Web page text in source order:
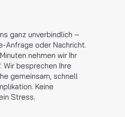
ganz unverbindlich –
Anfrage oder Nachricht.
nehmen wir Ihr
Wir besprechen Ihre
gemeinsam, schnell
Keine
Stress.